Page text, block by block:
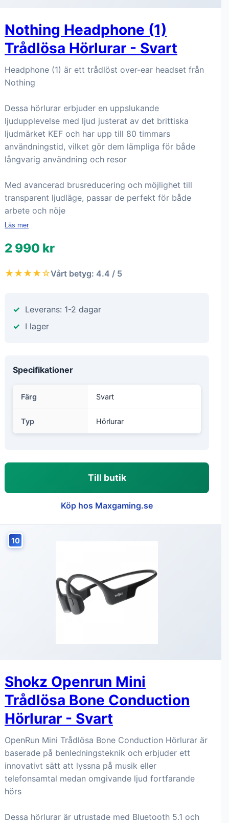
Nothing Headphone (1)
Trådlösa Hörlurar - Svart
Headphone (1) är ett trådlöst over-ear headset från
Nothing
Dessa hörlurar erbjuder en uppslukande
ljudupplevelse med ljud justerat av det brittiska
ljudmärket KEF och har upp till 80 timmars
användningstid, vilket gör dem lämpliga för både
långvarig användning och resor
Med avancerad brusreducering och möjlighet till
transparent ljudläge, passar de perfekt för både
arbete och nöje
Läs mer
2 990 kr
★★★★☆Vårt betyg: 4.4 / 5
Leverans: 1-2 dagar
I lager
Specifikationer
Färg Svart
Typ Hörlurar
Till butik
Köp hos Maxgaming.se
10
Shokz Openrun Mini
Trådlösa Bone Conduction
Hörlurar - Svart
OpenRun Mini Trådlösa Bone Conduction Hörlurar är
baserade på benledningsteknik och erbjuder ett
innovativt sätt att lyssna på musik eller
telefonsamtal medan omgivande ljud fortfarande
hörs
Dessa hörlurar är utrustade med Bluetooth 5.1 och